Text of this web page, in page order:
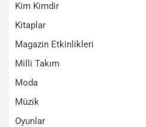
Kim Kimdir
Kitaplar
Magazin Etkinlikleri
Milli Takım
Moda
Müzik
Oyunlar